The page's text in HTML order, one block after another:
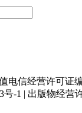
电信经营许可证
号-1 | 出版物经营